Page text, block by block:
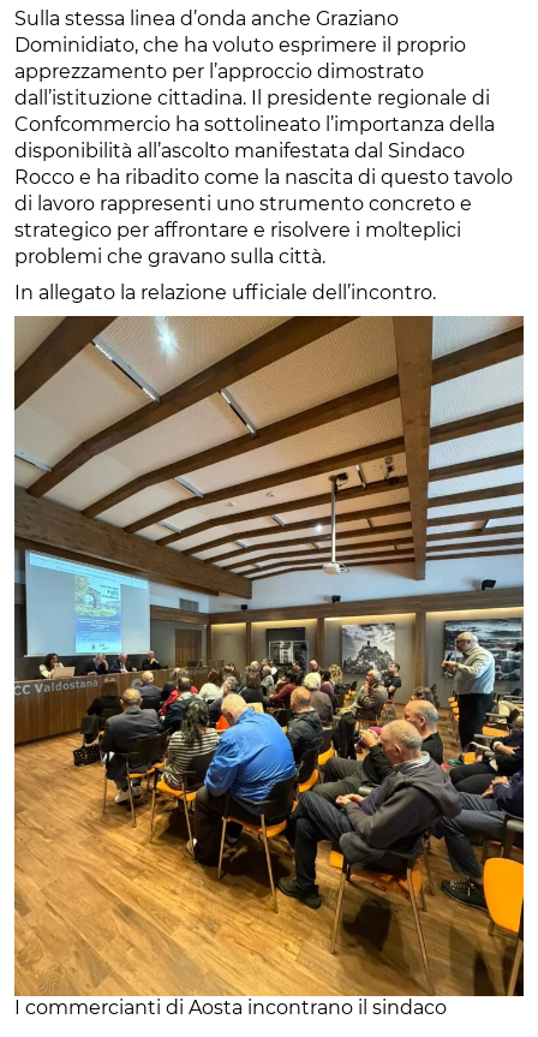
Sulla stessa linea d’onda anche Graziano
Dominidiato, che ha voluto esprimere il proprio
apprezzamento per l’approccio dimostrato
dall’istituzione cittadina. Il presidente regionale di
Confcommercio ha sottolineato l’importanza della
disponibilità all’ascolto manifestata dal Sindaco
Rocco e ha ribadito come la nascita di questo tavolo
di lavoro rappresenti uno strumento concreto e
strategico per affrontare e risolvere i molteplici
problemi che gravano sulla città.
In allegato la relazione ufficiale dell’incontro.
I commercianti di Aosta incontrano il sindaco